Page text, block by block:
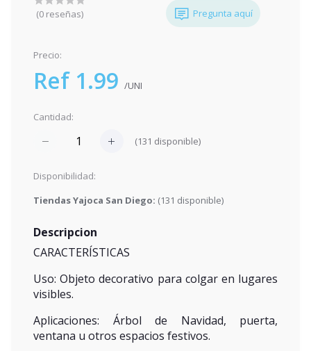
(0 reseñas) Pregunta aquí
Precio:
Ref 1.99 /UNI
Cantidad:
(131 disponible)
Disponibilidad:
Tiendas Yajoca San Diego: (131 disponible)
Descripcion
CARACTERÍSTICAS
Uso: Objeto decorativo para colgar en lugares
visibles.
Aplicaciones: Árbol de Navidad, puerta,
ventana u otros espacios festivos.